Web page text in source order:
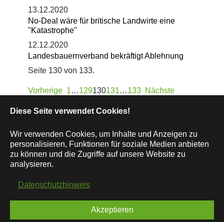
Diese Seite verwendet Cookies!
Wir verwenden Cookies, um Inhalte und Anzeigen zu
personalisieren, Funktionen für soziale Medien anbieten
zu können und die Zugriffe auf unsere Website zu
analysieren.
Datenschutzhinweis
Akzeptieren
13.12.2020
No-Deal wäre für britische Landwirte eine
"Katastrophe"
12.12.2020
Landesbauernverband bekräftigt Ablehnung
Seite 130 von 133.
Vorherige 1…129130131…133 Nächste
© 2020 Raiffeisen Warenhandel GmbH & Co. KG
Newsletter Kontakt Impressum AGB
Datenschutz